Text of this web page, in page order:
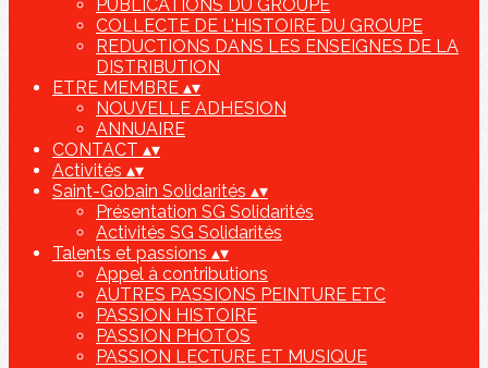
PUBLICATIONS DU GROUPE
COLLECTE DE L'HISTOIRE DU GROUPE
REDUCTIONS DANS LES ENSEIGNES DE LA
DISTRIBUTION
ETRE MEMBRE ▴▾
NOUVELLE ADHESION
ANNUAIRE
CONTACT ▴▾
Activités ▴▾
Saint-Gobain Solidarités ▴▾
Présentation SG Solidarités
Activités SG Solidarités
Talents et passions ▴▾
Appel à contributions
AUTRES PASSIONS PEINTURE ETC
PASSION HISTOIRE
PASSION PHOTOS
PASSION LECTURE ET MUSIQUE